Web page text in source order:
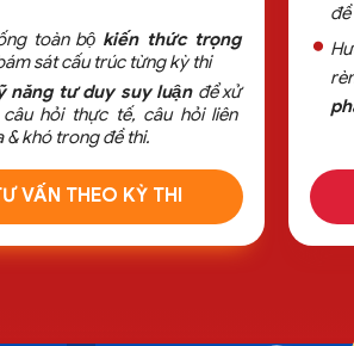
VẤN THEO KỲ THI
toàn bộ kiến thức trọng
sát cấu trúc từng kỳ thi
năng tư duy suy luận để xử
hỏi thực tế, câu hỏi liên
& khó trong đề thi.